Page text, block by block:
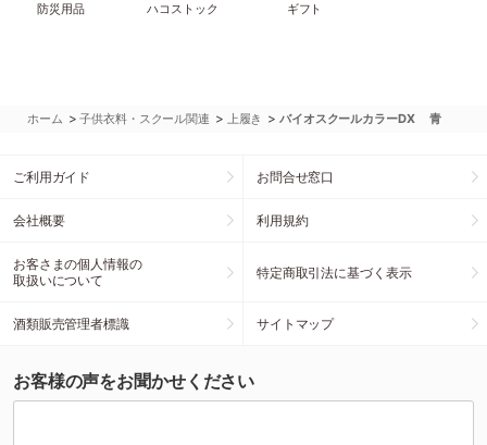
防災用品 ハコストック ギフト
ホーム >子供衣料・スクール関連 > 上履き >バイオスクールカラーDX 青
ご利用ガイド お問合せ窓口
会社概要 利用規約
お客さまの個人情報の
取扱いについて
特定商取引法に基づく表示
酒類販売管理者標識 サイトマップ
お客様の声をお聞かせください